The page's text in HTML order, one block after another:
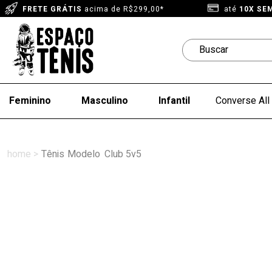
FRETE GRÁTIS acima de R$299,00* até 10X
Feminino Masculino Infantil Converse All
Tênis Modelo Club 5v5